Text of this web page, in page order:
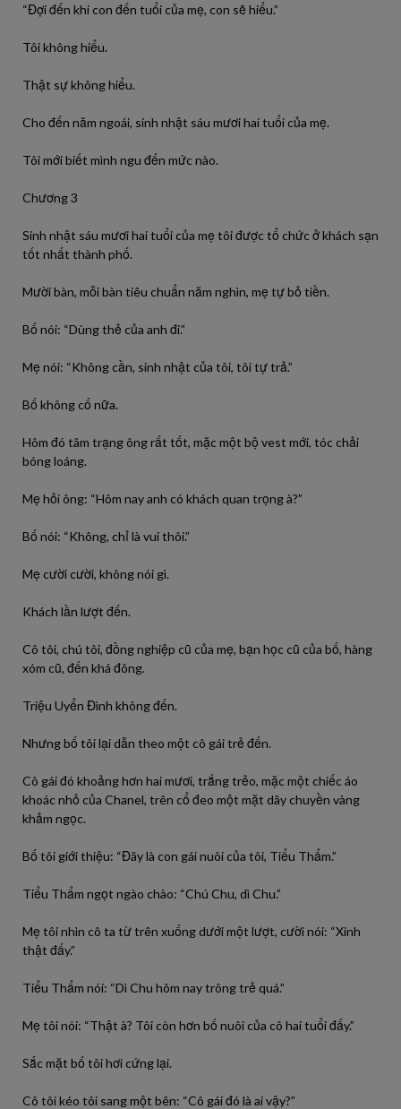
“Đợi đến khi con đến tuổi của mẹ, con sẽ hiểu.”
Tôi không hiểu.
Thật sự không hiểu.
Cho đến năm ngoái, sinh nhật sáu mươi hai tuổi của mẹ.
Tôi mới biết mình ngu đến mức nào.
Chương 3
Sinh nhật sáu mươi hai tuổi của mẹ tôi được tổ chức ở khách sạn
tốt nhất thành phố.
Mười bàn, mỗi bàn tiêu chuẩn năm nghìn, mẹ tự bỏ tiền.
Bố nói: “Dùng thẻ của anh đi.”
Mẹ nói: “Không cần, sinh nhật của tôi, tôi tự trả.”
Bố không cố nữa.
Hôm đó tâm trạng ông rất tốt, mặc một bộ vest mới, tóc chải
bóng loáng.
Mẹ hỏi ông: “Hôm nay anh có khách quan trọng à?”
Bố nói: “Không, chỉ là vui thôi.”
Mẹ cười cười, không nói gì.
Khách lần lượt đến.
Cô tôi, chú tôi, đồng nghiệp cũ của mẹ, bạn học cũ của bố, hàng
xóm cũ, đến khá đông.
Triệu Uyển Đình không đến.
Nhưng bố tôi lại dẫn theo một cô gái trẻ đến.
Cô gái đó khoảng hơn hai mươi, trắng trẻo, mặc một chiếc áo
khoác nhỏ của Chanel, trên cổ đeo một mặt dây chuyền vàng
khảm ngọc.
Bố tôi giới thiệu: “Đây là con gái nuôi của tôi, Tiểu Thẩm.”
Tiểu Thẩm ngọt ngào chào: “Chú Chu, dì Chu.”
Mẹ tôi nhìn cô ta từ trên xuống dưới một lượt, cười nói: “Xinh
thật đấy.”
Tiểu Thẩm nói: “Dì Chu hôm nay trông trẻ quá.”
Mẹ tôi nói: “Thật à? Tôi còn hơn bố nuôi của cô hai tuổi đấy.”
Sắc mặt bố tôi hơi cứng lại.
Cô tôi kéo tôi sang một bên: “Cô gái đó là ai vậy?”